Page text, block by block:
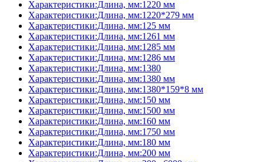
Характеристики:Длина, мм:1220 мм
Характеристики:Длина, мм:1220*279 мм
Характеристики:Длина, мм:125 мм
Характеристики:Длина, мм:1261 мм
Характеристики:Длина, мм:1285 мм
Характеристики:Длина, мм:1286 мм
Характеристики:Длина, мм:1380
Характеристики:Длина, мм:1380 мм
Характеристики:Длина, мм:1380*159*8 мм
Характеристики:Длина, мм:150 мм
Характеристики:Длина, мм:1500 мм
Характеристики:Длина, мм:160 мм
Характеристики:Длина, мм:1750 мм
Характеристики:Длина, мм:180 мм
Характеристики:Длина, мм:200 мм